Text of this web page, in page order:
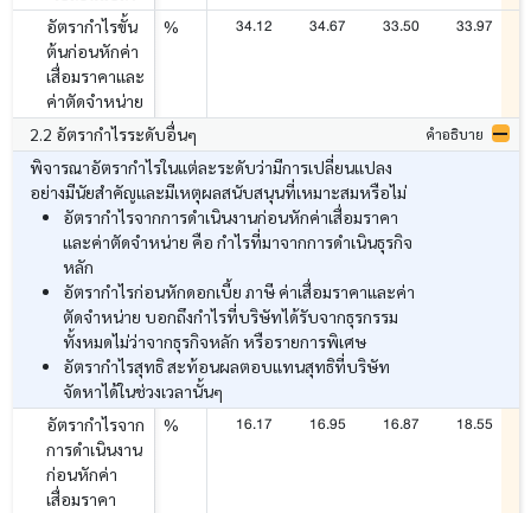
อัตรากำไรขั้น
ต้นก่อนหักค่า
เสื่อมราคาและ
ค่าตัดจำหน่าย
% 34.12 34.67 33.50 33.97
2.2 อัตรากำไรระดับอื่นๆ คำอธิบาย
พิจารณาอัตรากำไรในแต่ละระดับว่ามีการเปลี่ยนแปลง
อย่างมีนัยสำคัญและมีเหตุผลสนับสนุนที่เหมาะสมหรือไม่
อัตรากำไรจากการดำเนินงานก่อนหักค่าเสื่อมราคา
และค่าตัดจำหน่าย คือ กำไรที่มาจากการดำเนินธุรกิจ
หลัก
อัตรากำไรก่อนหักดอกเบี้ย ภาษี ค่าเสื่อมราคาและค่า
ตัดจำหน่าย บอกถึงกำไรที่บริษัทได้รับจากธุรกรรม
ทั้งหมดไม่ว่าจากธุรกิจหลัก หรือรายการพิเศษ
อัตรากำไรสุทธิ สะท้อนผลตอบแทนสุทธิที่บริษัท
จัดหาได้ในช่วงเวลานั้นๆ
อัตรากำไรจาก
การดำเนินงาน
ก่อนหักค่า
เสื่อมราคา
% 16.17 16.95 16.87 18.55